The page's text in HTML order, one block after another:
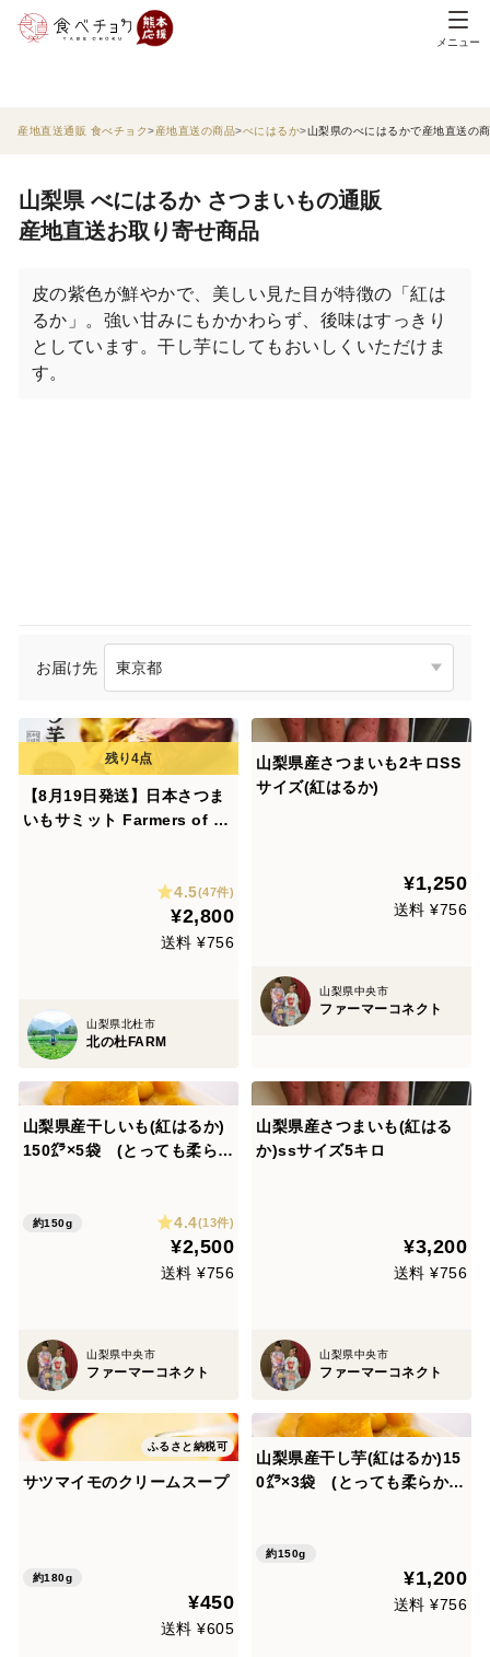
メニュー
産地直送通販 食べチョク 産地直送の商品 べにはるか 山梨県のべにはるかで産地直送の
山梨県 べにはるか さつまいもの通販
産地直送お取り寄せ商品
皮の紫色が鮮やかで、美しい見た目が特徴の「紅は
るか」。強い甘みにもかかわらず、後味はすっきり
としています。干し芋にしてもおいしくいただけま
す。
お届け先
【8月19日発送】日本さつま
いもサミット Farmers of th
金賞賞！白州みつ芋の焼き芋
セット（約5袋入り）
4.5(47件)
¥2,800
送料 ¥756
山梨県北杜市
北の杜FARM
山梨県産さつまいも2キロSS
サイズ(紅はるか)
¥1,250
送料 ¥756
山梨県中央市
ファーマーコネクト
山梨県産干しいも(紅はるか)
150㌘×5袋 (とっても柔らか
約150g 4.4(13件)
¥2,500
送料 ¥756
山梨県中央市
ファーマーコネクト
山梨県産さつまいも(紅はる
か)ssサイズ5キロ
¥3,200
送料 ¥756
山梨県中央市
ファーマーコネクト
ふるさと納税可
サツマイモのクリームスープ
約180g
¥450
送料 ¥605
山梨県産干し芋(紅はるか)15
0㌘×3袋 (とっても柔らかい
約150g
¥1,200
送料 ¥756